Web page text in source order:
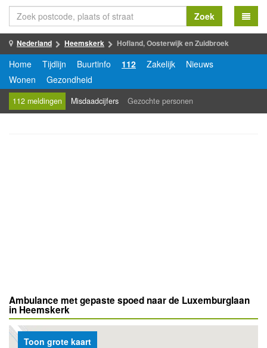
Zoek
Nederland Heemskerk Hofland, Oosterwijk en Zuidbroek
Home Tijdlijn Buurtinfo 112 Zakelijk
Nieuws
Wonen
Gezondheid
112 meldingen Misdaadcijfers Gezochte personen
Ambulance met gepaste spoed naar de Luxemburglaan
in Heemskerk
Toon grote kaart